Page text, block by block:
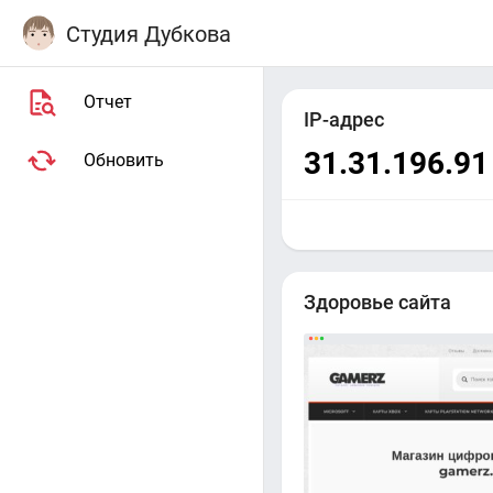
Студия Дубкова
Отчет
Обновить
IP-адрес
31.31.196.91
Здоровье сайта